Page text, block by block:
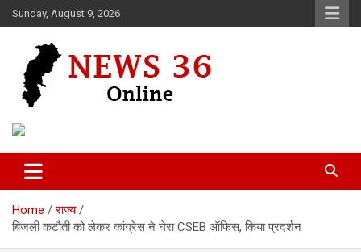
Skip
to
Sunday, August 9, 2026
News 36
Home
राज्य
बिजली कटौती को लेकर कांग्रेस ने घेरा CSEB ऑफिस, किया प्रदर्शन